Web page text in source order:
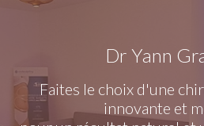
Dr Yann
Faites le choix d'une
innovante et